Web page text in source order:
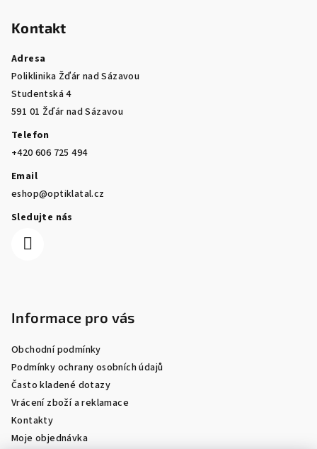
Kontakt
Adresa
Poliklinika Žďár nad Sázavou
Studentská 4
591 01 Žďár nad Sázavou
Telefon
+420 606 725 494
Email
eshop@optiklatal.cz
Sledujte nás
Informace pro vás
Obchodní podmínky
Podmínky ochrany osobních údajů
Často kladené dotazy
Vrácení zboží a reklamace
Kontakty
Moje objednávka